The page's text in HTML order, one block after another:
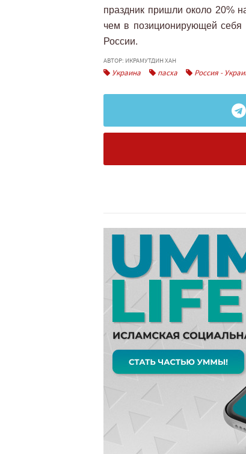
праздник пришли около 20%
чем в позиционирующей себя
России.
АВТОР: ИКРАМУТДИН ХАН
Украина пасха Россия -